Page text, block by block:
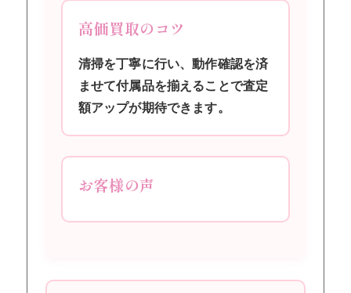
高価買取のコツ
清掃を丁寧に行い、動作確認を済
ませて付属品を揃えることで査定
額アップが期待できます。
お客様の声